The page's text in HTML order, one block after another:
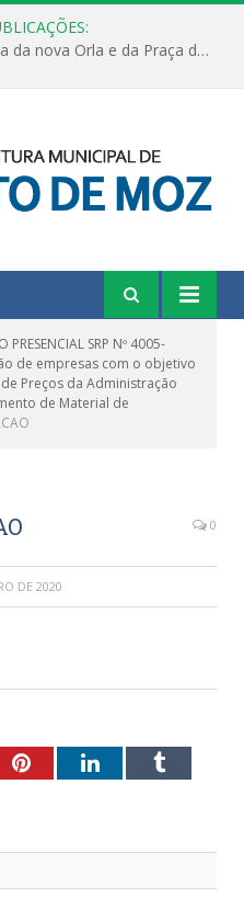
Últimos detalhes para a entrega da nova Orla e da Praça do Praião
PRESENCIAL SRP Nº 4005-
de empresas com o objetivo
Preços da Administração
de Material de
0
DE 2020
PinterestLinkedInTumblr